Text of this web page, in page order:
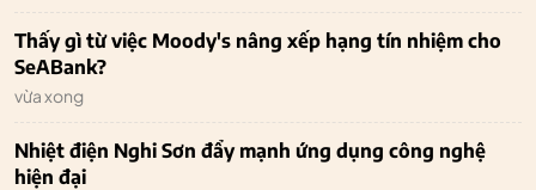
Thấy gì từ việc Moody's nâng xếp hạng tín nhiệm cho
SeABank?
vừa xong
Nhiệt điện Nghi Sơn đẩy mạnh ứng dụng công nghệ
hiện đại